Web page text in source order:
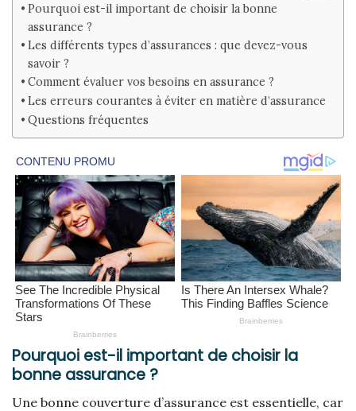
Pourquoi est-il important de choisir la bonne
assurance ?
Les différents types d’assurances : que devez-vous
savoir ?
Comment évaluer vos besoins en assurance ?
Les erreurs courantes à éviter en matière d’assurance
Questions fréquentes
Pourquoi est-il important de choisir la
bonne assurance ?
Une bonne couverture d’assurance est essentielle, car